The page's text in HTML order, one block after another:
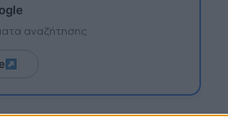
αναζήτησης